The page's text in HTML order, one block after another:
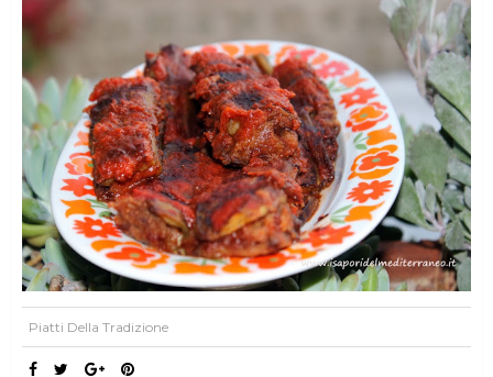
Piatti Della Tradizione